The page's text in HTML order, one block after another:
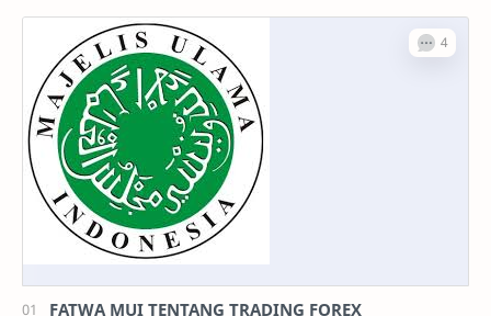
FATWA MUI TENTANG TRADING FOREX